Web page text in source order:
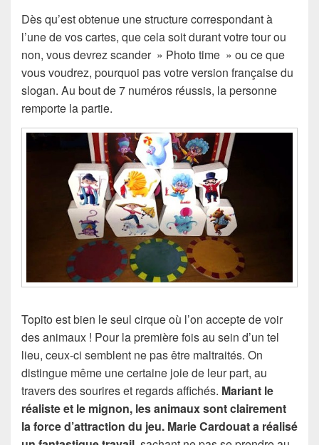
Dès qu’est obtenue une structure correspondant à
l’une de vos cartes, que cela soit durant votre tour ou
non, vous devrez scander » Photo time » ou ce que
vous voudrez, pourquoi pas votre version française du
slogan. Au bout de 7 numéros réussis, la personne
remporte la partie.
Topito est bien le seul cirque où l’on accepte de voir
des animaux ! Pour la première fois au sein d’un tel
lieu, ceux-ci semblent ne pas être maltraités. On
distingue même une certaine joie de leur part, au
travers des sourires et regards affichés. Mariant le
réaliste et le mignon, les animaux sont clairement
la force d’attraction du jeu. Marie Cardouat a réalisé